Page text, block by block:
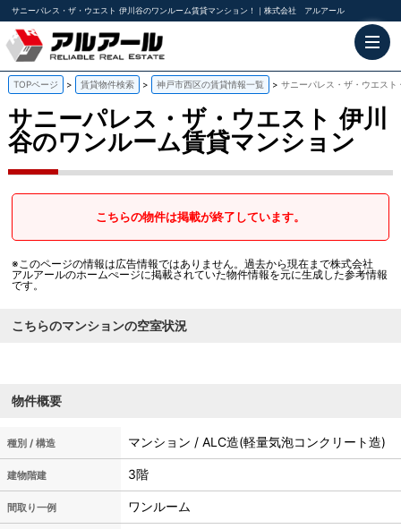
サニーパレス・ザ・ウエスト 伊川谷のワンルーム賃貸マンション！｜株式会社 アルアール
TOPページ 賃貸物件検索 神戸市西区の賃貸情報一覧 サニーパレス・ザ・ウエス
サニーパレス・ザ・ウエスト 伊川
谷のワンルーム賃貸マンション
こちらの物件は掲載が終了しています。
※このページの情報は広告情報ではありません。過去から現在まで株式会社
アルアールのホームぺージに掲載されていた物件情報を元に生成した参考情報
です。
こちらのマンションの空室状況
物件概要
種別 / 構造 マンション / ALC造(軽量気泡コンクリート造)
建物階建 3階
間取り一例 ワンルーム